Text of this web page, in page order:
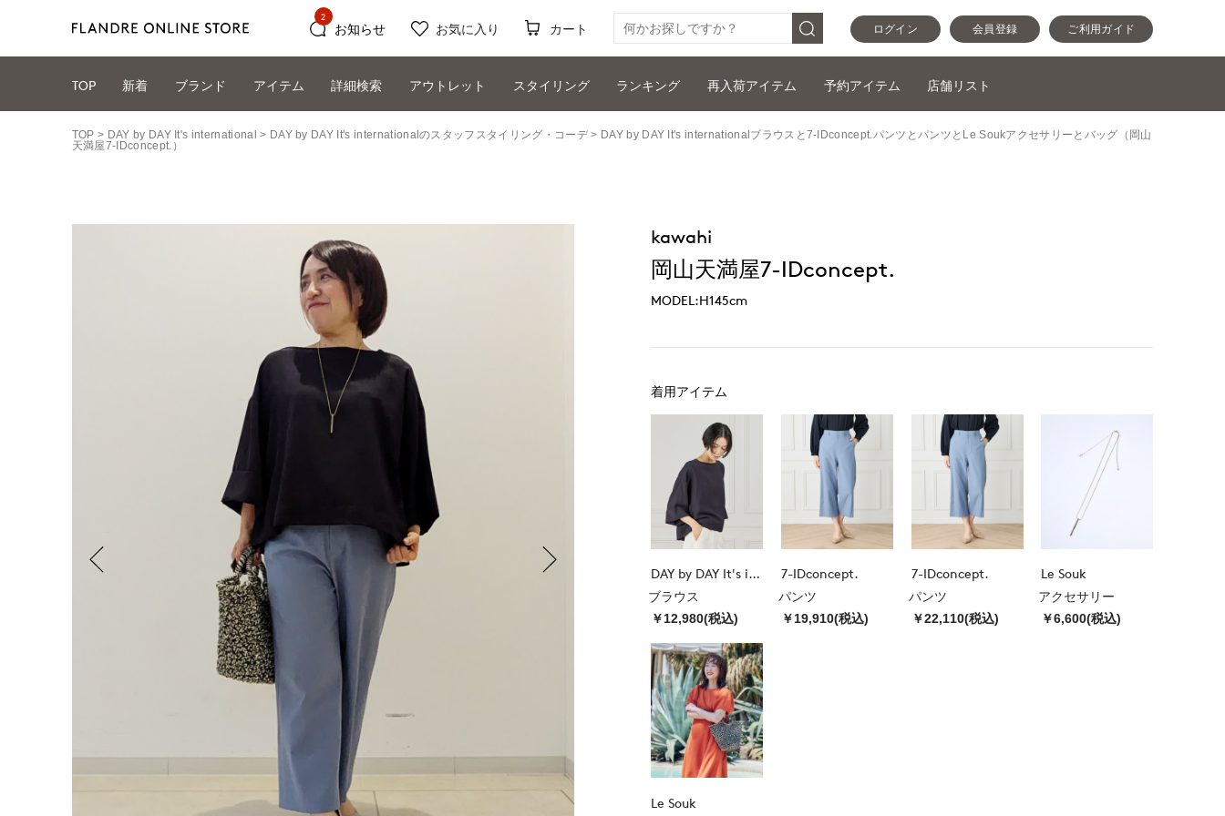
ログイン 会員登録 ご利用ガイド
お知らせ
2
お気に入り カート
TOP 新着 ブランド アイテム 詳細検索 アウトレット スタイリング ランキング 再入荷アイテム 予約アイテム 店舗リスト
TOP DAY by DAY It's international DAY by DAY It's internationalのスタッフスタイリング・コーデ
DAY by DAY It's internationalブラウスと7-IDconcept.パンツとパンツとLe Soukアクセサリーとバッグ（岡山
天満屋7-IDconcept.）
kawahi
岡山天満屋7-IDconcept.
MODEL:H145cm
着用アイテム
DAY by DAY It's international
ブラウス
￥12,980(税込)
7-IDconcept.
パンツ
￥19,910(税込)
7-IDconcept.
パンツ
￥22,110(税込)
Le Souk
アクセサリー
￥6,600(税込)
Le Souk